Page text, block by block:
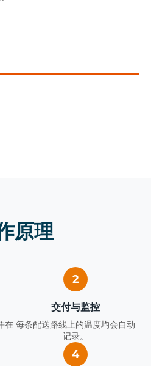
原理
在
2
交付与监控
每条配送路线上的温度均会自动
记录。
4